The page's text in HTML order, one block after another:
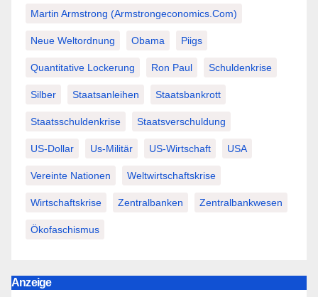
Martin Armstrong (Armstrongeconomics.com)
Neue Weltordnung Obama Piigs
Quantitative Lockerung Ron Paul Schuldenkrise
Silber Staatsanleihen Staatsbankrott
Staatsschuldenkrise Staatsverschuldung
US-Dollar Us-Militär US-Wirtschaft USA
Vereinte Nationen Weltwirtschaftskrise
Wirtschaftskrise Zentralbanken Zentralbankwesen
Ökofaschismus
Anzeige